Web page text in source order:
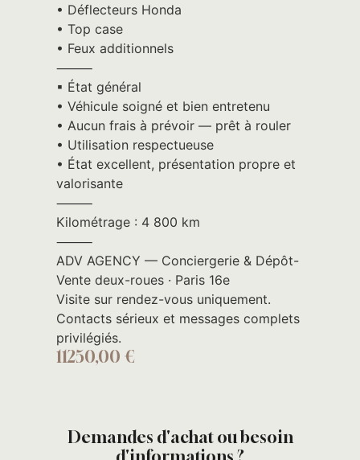
• Déflecteurs Honda
• Top case
• Feux additionnels
⸻
▪︎ État général
• Véhicule soigné et bien entretenu
• Aucun frais à prévoir — prêt à rouler
• Utilisation respectueuse
• État excellent, présentation propre et
valorisante
⸻
Kilométrage : 4 800 km
⸻
ADV AGENCY — Conciergerie & Dépôt-
Vente deux-roues · Paris 16e
Visite sur rendez-vous uniquement.
Contacts sérieux et messages complets
privilégiés.
11250,00 €
Demandes d'achat ou besoin